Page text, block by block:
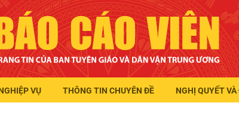
VỤ THÔNG TIN CHUYÊN ĐỀ NGHỊ QUYẾT